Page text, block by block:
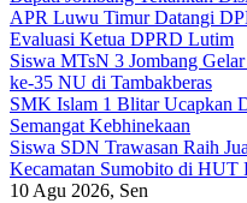
APR Luwu Timur Datangi
Evaluasi Ketua DPRD Lutim
Siswa MTsN 3 Jombang
ke-35 NU di Tambakberas
SMK Islam 1 Blitar Ucapkan
Semangat Kebhinekaan
Siswa SDN Trawasan Raih
Kecamatan Sumobito di HUT
10 Agu 2026, Sen